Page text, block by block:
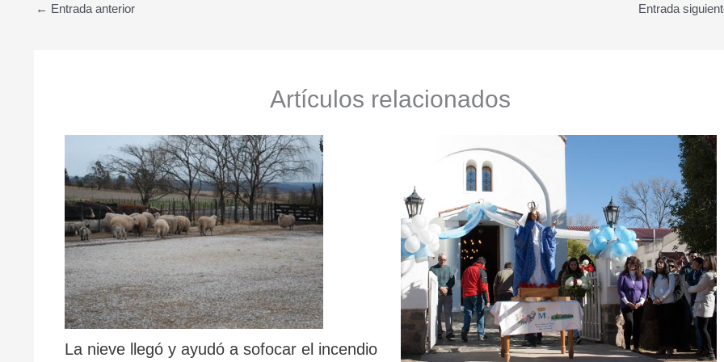
← Entrada anterior Entrada
Artículos relacionados
La nieve llegó y ayudó a sofocar el incendio